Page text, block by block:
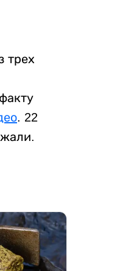
трех
. 22